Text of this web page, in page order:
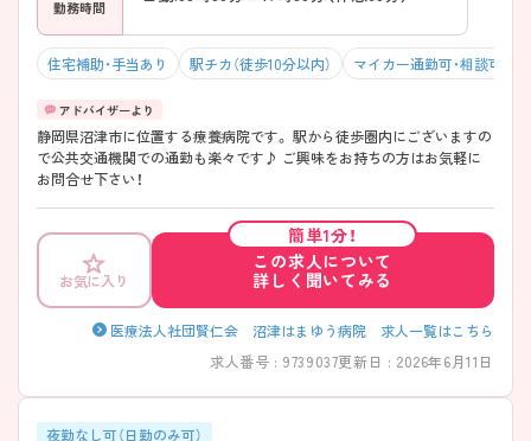
勤務時間
住宅補助・手当あり 駅チカ（徒歩10分以内） マイカー通勤可・相談可
静岡県沼津市に位置する療養病院です。 駅から徒歩圏内にございますの
で公共交通機関での通勤も楽々です♪ ご興味をお持ちの方はお気軽に
お問合せ下さい！
お気に入り
簡単1分！
この求人について
詳しく聞いてみる
医療法人社団賢仁会 沼津はまゆう病院 求人一覧はこちら
求人番号 : 9739037更新日 : 2026年6月11日
夜勤なし可（日勤のみ可）